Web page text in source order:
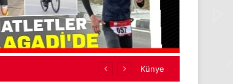
Künye